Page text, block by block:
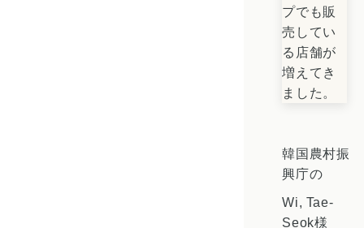
プでも販
売してい
る店舗が
増えてき
ました。
韓国農村振
興庁の
Wi, Tae-
Seok様